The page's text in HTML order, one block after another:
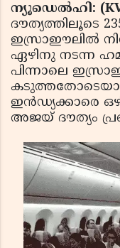
ന്യൂഡെല്‍ഹി:
ദൗത്യത്തിലൂടെ
ഇസ്രാഈലില്‍
ഏഴിനു നടന്ന
പിന്നാലെ
ഇന്‍ഡ്യക്കാരെ
അജയ് ദൗത്യം